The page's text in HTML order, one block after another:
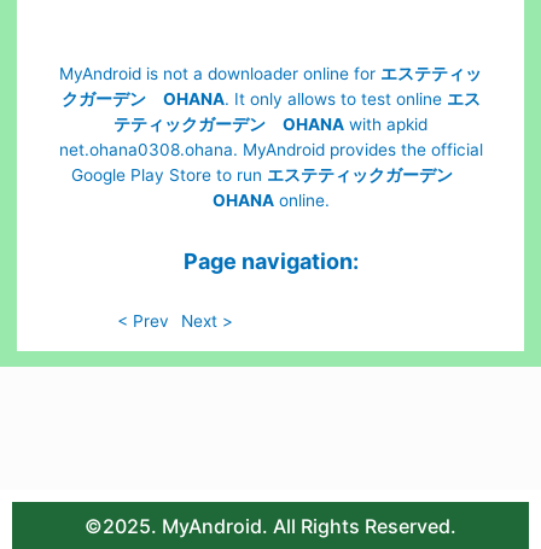
MyAndroid is not a downloader online for エステティッ
クガーデン OHANA. It only allows to test online エス
テティックガーデン OHANA with apkid
net.ohana0308.ohana. MyAndroid provides the official
Google Play Store to run エステティックガーデン
OHANAonline.
Page navigation:
< Prev Next >
©2025. MyAndroid. All Rights Reserved.